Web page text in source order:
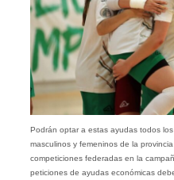
Podrán optar a estas ayudas todos
masculinos y femeninos de la
competiciones federadas en la
peticiones de ayudas económicas